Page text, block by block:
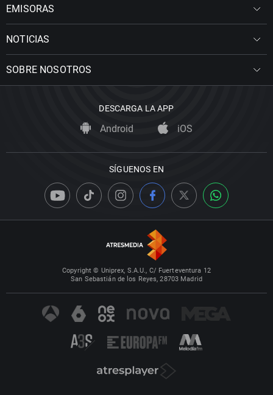
EMISORAS
NOTICIAS
SOBRE NOSOTROS
DESCARGA LA APP
Android iOS
SÍGUENOS EN
Copyright © Uniprex, S.A.U., C/ Fuerteventura 12
San Sebastián de los Reyes, 28703 Madrid